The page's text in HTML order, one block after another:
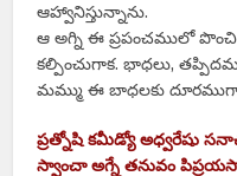
ఆహ్వానిస్తున్నాను.
ఆ అగ్ని ఈ ప్రపంచములో
కల్పించుగాక. భాధలు,
మమ్ము ఈ బాధలకు దూరముగా
ప్రత్నోషి కమీడ్యో అధ్వరేషు
స్వాంచా అగ్నే తనువం